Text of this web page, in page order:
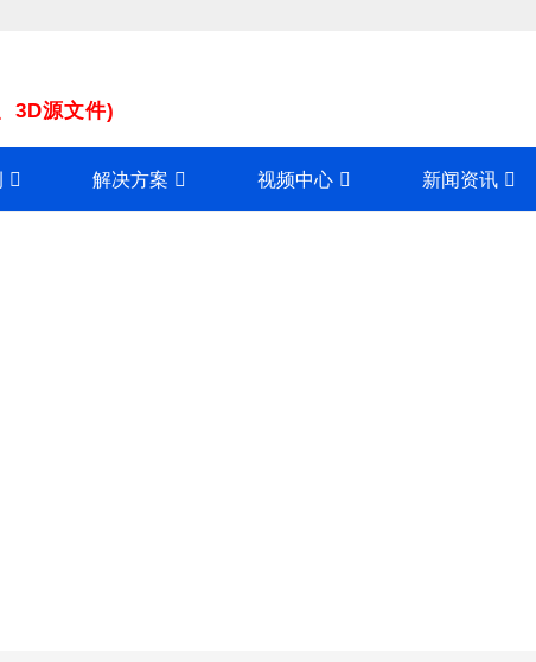
3D源文件)
解决方案 视频中心 新闻资讯